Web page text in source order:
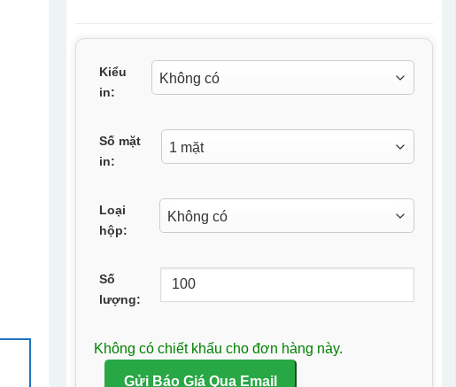
Kiểu
in:
Số mặt
in:
Loại
hộp:
Số
lượng:
Không có chiết khấu cho đơn hàng này.
Gửi Báo Giá Qua Email